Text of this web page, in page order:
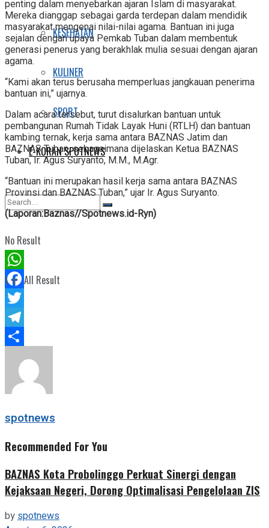
KESEHATAN
KULINER
SPORT
E-KORAN SPOTNEWS
No Result
View All Result
penting dalam menyebarkan ajaran Islam di masyarakat.
Mereka dianggap sebagai garda terdepan dalam mendidik
masyarakat mengenai nilai-nilai agama. Bantuan ini juga
sejalan dengan upaya Pemkab Tuban dalam membentuk
generasi penerus yang berakhlak mulia sesuai dengan ajaran
agama.
“Kami akan terus berusaha memperluas jangkauan penerima
bantuan ini,” ujarnya.
Dalam acara tersebut, turut disalurkan bantuan untuk
pembangunan Rumah Tidak Layak Huni (RTLH) dan bantuan
kambing ternak, kerja sama antara BAZNAS Jatim dan
BAZNAS Tuban, sebagaimana dijelaskan Ketua BAZNAS
Tuban, Ir. Agus Suryanto, M.M., M.Agr.
“Bantuan ini merupakan hasil kerja sama antara BAZNAS
Provinsi dan BAZNAS Tuban,” ujar Ir. Agus Suryanto.
(Laporan:Baznas//Spotnews.id-Ryn)
WhatsApp
Facebook
Twitter
Telegram
Share
spotnews
Recommended For You
BAZNAS Kota Probolinggo Perkuat Sinergi dengan
Kejaksaan Negeri, Dorong Optimalisasi Pengelolaan ZIS
byspotnews